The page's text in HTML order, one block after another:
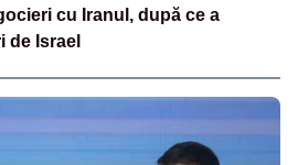
cu Iranul, după ce a
de Israel